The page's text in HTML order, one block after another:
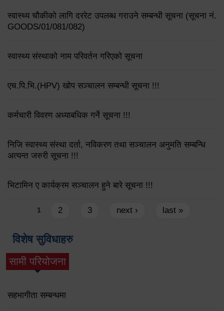
स्वास्थ्य चौकीको लागि दररेट उपलब्ध गराउने सम्बन्धी सूचना (सूचना नं.
GOODS/01/081/082)
स्वास्थ्य संस्थाको नाम परिवर्तन गरिएको सूचना
एच.पि.भि.(HPV) खोप सञ्चालन सम्बन्धी सूचना !!!
कर्मचारी विवरण अध्याबधिक गर्ने सूचना !!!
निजि स्वास्थ्य संस्था दर्ता, नविकरण तथा सञ्चालन अनुमति सम्बन्धि
अत्यन्त जरुरी सूचना !!!
भिटामिन ए कार्यक्रम सञ्चालन हुने बारे सूचना !!!
Pages
1 2 3 next › last »
विशेष सुविधाहरु
सामी परियोजना
(active tab)
सहभागीता सम्बन्धमा